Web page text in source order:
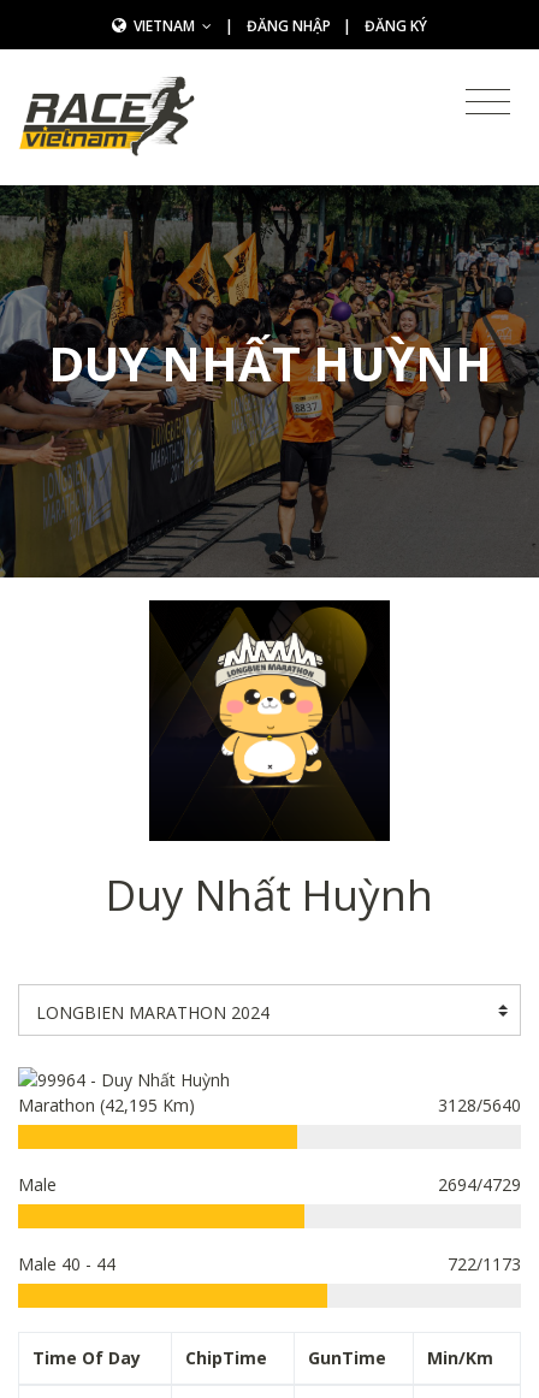
VIETNAM | ĐĂNG NHẬP | ĐĂNG KÝ
DUY NHẤT HUỲNH
Duy Nhất Huỳnh
Marathon (42,195 Km) 3128/5640
Male 2694/4729
Male 40 - 44 722/1173
Time Of Day ChipTime GunTime Min/Km